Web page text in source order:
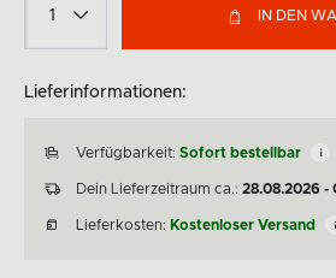
IN DEN
Lieferinformationen:
Verfügbarkeit: Sofort bestellbar
Dein Lieferzeitraum ca.: 28.08.2026 -
Lieferkosten: Kostenloser Versand